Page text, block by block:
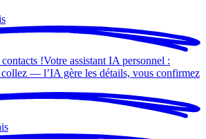
!Votre assistant IA personnel :
— l’IA gère les détails, vous confirmez